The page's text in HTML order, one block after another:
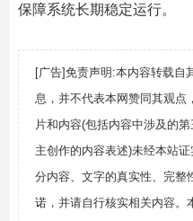
保障系统长期稳定运行。
[广告]免责声明:本内容转载自
息，并不代表本网赞同其观点
片和内容(包括内容中涉及的
主创作的内容表述)未经本站
分内容、文字的真实性、完整
诺，并请自行核实相关内容。